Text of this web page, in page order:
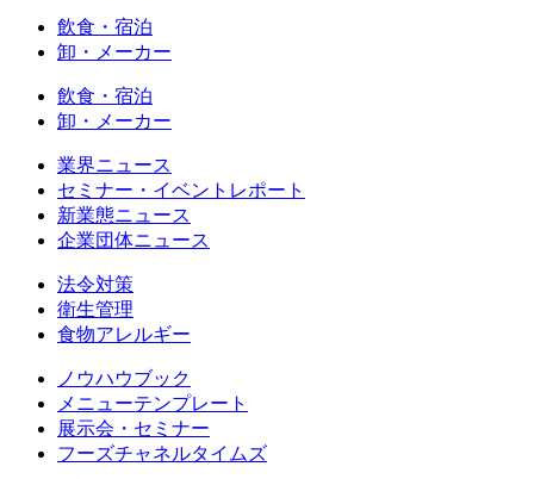
飲食・宿泊
卸・メーカー
飲食・宿泊
卸・メーカー
業界ニュース
セミナー・イベントレポート
新業態ニュース
企業団体ニュース
法令対策
衛生管理
食物アレルギー
ノウハウブック
メニューテンプレート
展示会・セミナー
フーズチャネルタイムズ